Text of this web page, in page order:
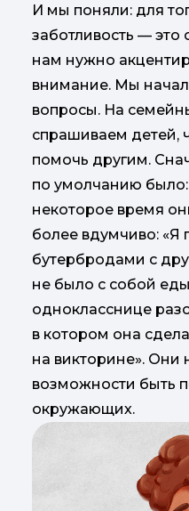
И мы поняли: для
заботливость — это
нам нужно
внимание. Мы
вопросы. На
спрашиваем детей,
помочь другим.
по умолчанию было:
некоторое время
более вдумчиво: «Я
бутербродами с
не было с собой
однокласснице
в котором она
на викторине». Они
возможности быть
окружающих.